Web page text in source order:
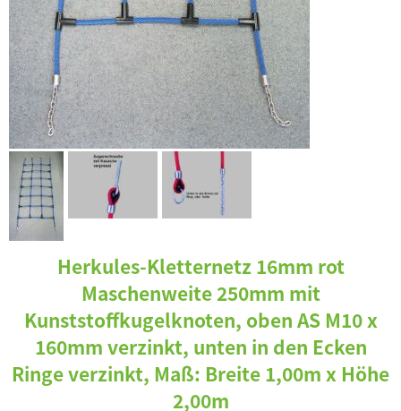
Herkules-Kletternetz 16mm rot
Maschenweite 250mm mit
Kunststoffkugelknoten, oben AS M10 x
160mm verzinkt, unten in den Ecken
Ringe verzinkt, Maß: Breite 1,00m x Höhe
2,00m